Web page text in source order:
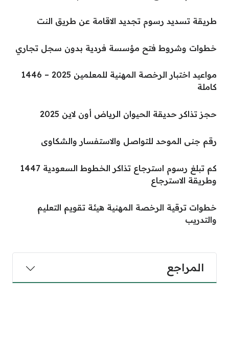
طريقة تسديد رسوم تجديد الاقامة عن طريق النت
خطوات وشروط فتح مؤسسة فردية بدون سجل تجاري
مواعيد اختبار الرخصة المهنية للمعلمين 2025 – 1446
كاملة
حجز تذاكر حديقة الحيوان الرياض أون لاين 2025
رقم جنى الموحد للتواصل والاستفسار والشكاوى
كم تبلغ رسوم استرجاع تذاكر الخطوط السعودية 1447
وطريقة الاسترجاع
خطوات ترقية الرخصة المهنية هيئة تقويم التعليم
والتدريب
المراجع